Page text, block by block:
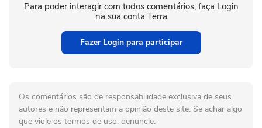
Para poder interagir com todos comentários, faça Login
na sua conta Terra
Fazer Login para participar
Os comentários são de responsabilidade exclusiva de seus
autores e não representam a opinião deste site. Se achar algo
que viole os termos de uso, denuncie.